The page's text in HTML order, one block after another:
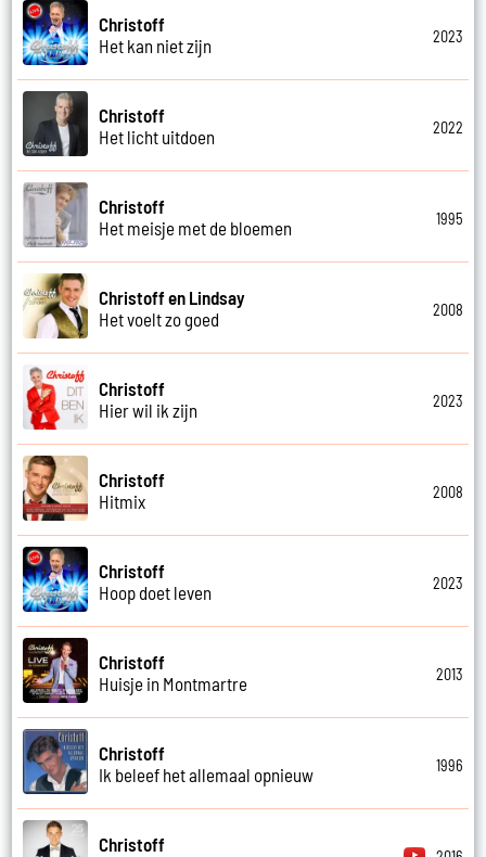
Christoff
Het kan niet zijn
2023
Christoff
Het licht uitdoen
2022
Christoff
Het meisje met de bloemen
1995
Christoff en Lindsay
Het voelt zo goed
2008
Christoff
Hier wil ik zijn
2023
Christoff
Hitmix
2008
Christoff
Hoop doet leven
2023
Christoff
Huisje in Montmartre
2013
Christoff
Ik beleef het allemaal opnieuw
1996
Christoff